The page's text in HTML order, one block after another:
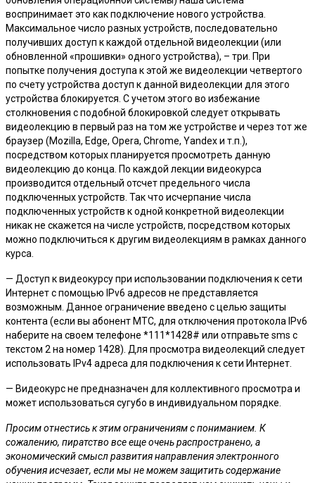
воспринимает это как подключение нового устройства.
Максимальное число разных устройств, последовательно
получивших доступ к каждой отдельной видеолекции (или
обновленной «прошивки» одного устройства), – три. При
попытке получения доступа к этой же видеолекции четвертого
по счету устройства доступ к данной видеолекции для этого
устройства блокируется. С учетом этого во избежание
столкновения с подобной блокировкой следует открывать
видеолекцию в первый раз на том же устройстве и через тот же
браузер (Mozilla, Edge, Opera, Chrome, Yandex и т.п.),
посредством которых планируется просмотреть данную
видеолекцию до конца. По каждой лекции видеокурса
производится отдельный отсчет предельного числа
подключенных устройств. Так что исчерпание числа
подключенных устройств к одной конкретной видеолекции
никак не скажется на числе устройств, посредством которых
можно подключиться к другим видеолекциям в рамках данного
курса.
— Доступ к видеокурсу при использовании подключения к сети
Интернет с помощью IPv6 адресов не представляется
возможным. Данное ограничение введено с целью защиты
контента (если вы абонент МТС, для отключения протокола IPv6
наберите на своем телефоне *111*1428# или отправьте sms с
текстом 2 на номер 1428). Для просмотра видеолекций следует
использовать IPv4 адреса для подключения к сети Интернет.
— Видеокурс не предназначен для коллективного просмотра и
может использоваться сугубо в индивидуальном порядке.
Просим отнестись к этим ограничениям с пониманием. К
сожалению, пиратство все еще очень распространено, а
экономический смысл развития направления электронного
обучения исчезает, если мы не можем защитить содержание